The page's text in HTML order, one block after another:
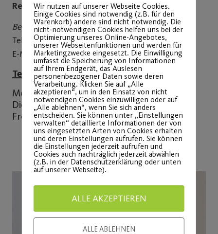
Rebecca Kosche
Bereichtsleitung Reha-Sport
Tel: 0911 587 43 27
E-Mail:reha@post-sv.de
Telefonzeiten:
Montag 09.00 bis 12.00 Uhr
Dienstag 14.00 bis 17.00 Uhr
Freitag 09.00 bis 12.00 Uhr
Wir nutzen auf unserer Webseite Cookies.
Einige Cookies sind notwendig (z.B. für den
Warenkorb) andere sind nicht notwendig. Die
nicht-notwendigen Cookies helfen uns bei der
Optimierung unseres Online-Angebotes,
unserer Webseitenfunktionen und werden für
Marketingzwecke eingesetzt. Die Einwilligung
umfasst die Speicherung von Informationen
auf Ihrem Endgerät, das Auslesen
personenbezogener Daten sowie deren
Verarbeitung. Klicken Sie auf „Alle
akzeptieren“, um in den Einsatz von nicht
notwendigen Cookies einzuwilligen oder auf
„Alle ablehnen“, wenn Sie sich anders
entscheiden. Sie können unter „Einstellungen
verwalten“ detaillierte Informationen der von
uns eingesetzten Arten von Cookies erhalten
und deren Einstellungen aufrufen. Sie können
die Einstellungen jederzeit aufrufen und
Cookies auch nachträglich jederzeit abwählen
(z.B. in der Datenschutzerklärung oder unten
auf unserer Webseite).
ALLE AKZEPTIEREN
ALLE ABLEHNEN